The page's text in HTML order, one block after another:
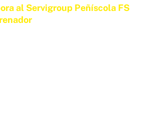
al Servigroup Peñíscola FS